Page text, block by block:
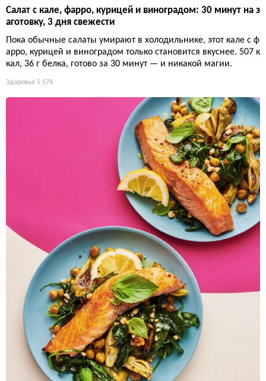
Салат с кале, фарро, курицей и виноградом: 30 минут на з
аготовку, 3 дня свежести
Пока обычные салаты умирают в холодильнике, этот кале с ф
арро, курицей и виноградом только становится вкуснее. 507 к
кал, 36 г белка, готово за 30 минут — и никакой магии.
Здоровье 5 574